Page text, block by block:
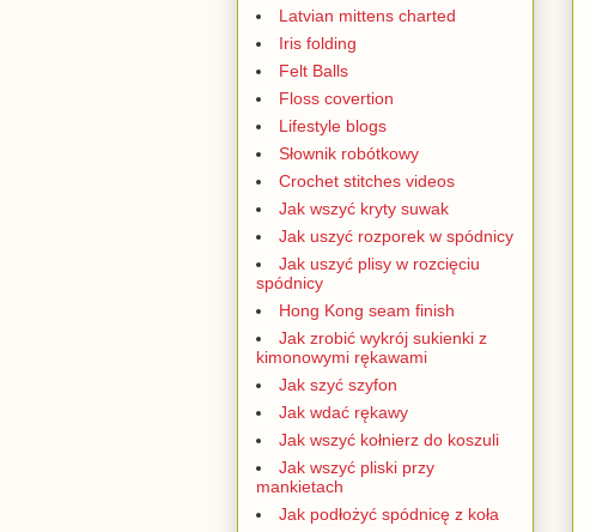
Latvian mittens charted
Iris folding
Felt Balls
Floss covertion
Lifestyle blogs
Słownik robótkowy
Crochet stitches videos
Jak wszyć kryty suwak
Jak uszyć rozporek w spódnicy
Jak uszyć plisy w rozcięciu
spódnicy
Hong Kong seam finish
Jak zrobić wykrój sukienki z
kimonowymi rękawami
Jak szyć szyfon
Jak wdać rękawy
Jak wszyć kołnierz do koszuli
Jak wszyć pliski przy
mankietach
Jak podłożyć spódnicę z koła